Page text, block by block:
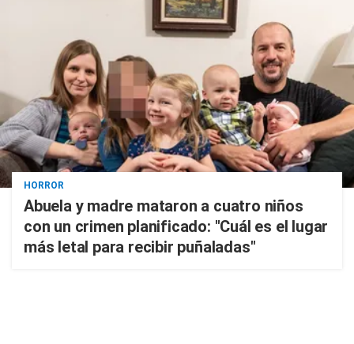
HORROR
Abuela y madre mataron a cuatro niños
con un crimen planificado: "Cuál es el lugar
más letal para recibir puñaladas"